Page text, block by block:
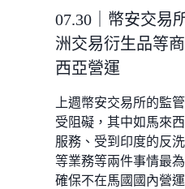
07.30｜幣安交易
洲交易衍生品等
西亞營運
上週幣安交易所的監
受阻礙，其中如馬來
服務、受到印度的反
等業務等兩件事情最
確保不在馬國國內營